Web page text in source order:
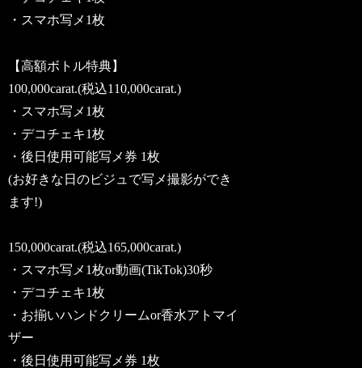
・スマホ写メ1枚
【高額ボトル特典】
100,000carat.(税込110,000carat.)
・スマホ写メ1枚
・デコチェキ1枚
・後日使用可能写メ券 1枚
(お好きな日のビジュで写メ撮影ができ
ます!)
150,000carat.(税込165,000carat.)
・スマホ写メ1枚or動画(TikTok)30秒
・デコチェキ1枚
・お揃いハンドクリームor香水アトマイ
ザー
・後日使用可能写メ券 1枚